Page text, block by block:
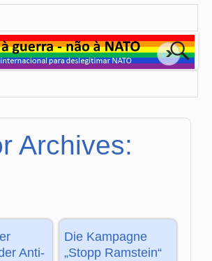
Archives:
Anti-
Die Kampagne
„Stopp Ramstein“